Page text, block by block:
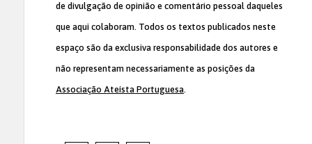
de divulgação de opinião e comentário pessoal daqueles
que aqui colaboram. Todos os textos publicados neste
espaço são da exclusiva responsabilidade dos autores e
não representam necessariamente as posições da
Associação Ateísta Portuguesa.